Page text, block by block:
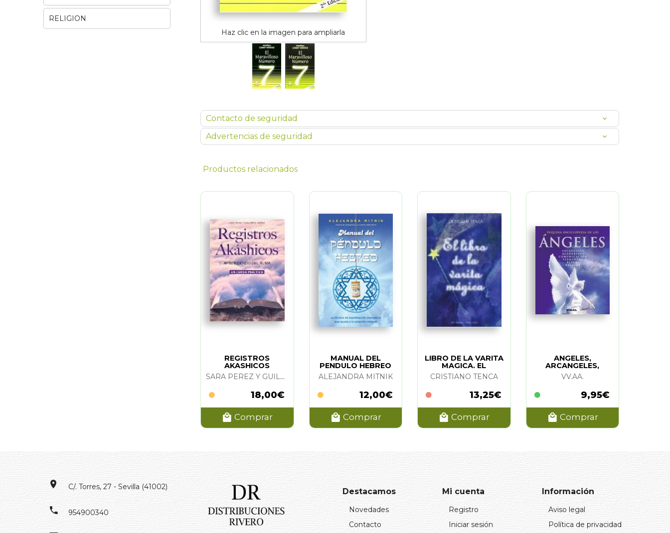
Haz clic en la imagen para ampliarla
Contacto de seguridad
Advertencias de seguridad
Productos relacionados
REGISTROS
AKASHICOS
SARA PEREZ Y GUILLERMO GOMEZ
18,00€
Comprar
MANUAL DEL
PENDULO HEBREO
ALEJANDRA MITNIK
12,00€
Comprar
LIBRO DE LA VARITA
MAGICA. EL
CRISTIANO TENCA
13,25€
Comprar
ANGELES,
ARCANGELES,
QUERUBINES.
COMUNICACION,
VV.AA.
9,95€
Comprar
RELIGION
C/. Torres, 27 - Sevilla (41002)
954900340
Destacamos
Novedades
Contacto
Mi cuenta
Registro
Iniciar sesión
Información
Aviso legal
Política de privacidad